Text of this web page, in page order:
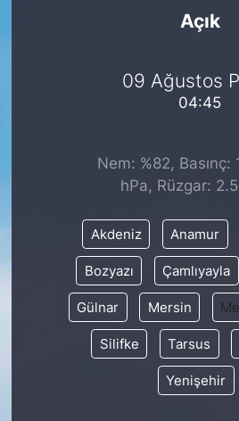
Açık
09 Ağustos
04:45
Nem: %82, Basınç:
hPa, Rüzgar:
Akdeniz Anamur
Bozyazı Çamlıyayla
Gülnar Mersin
Silifke Tarsus
Yenişehir
SARIYER HABERLERİ
SİYASET
SON DAKİKA HABERİ
SPOR